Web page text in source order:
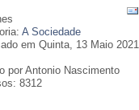
A Sociedade
em Quinta, 13 Maio 2021
por Antonio Nascimento
8312